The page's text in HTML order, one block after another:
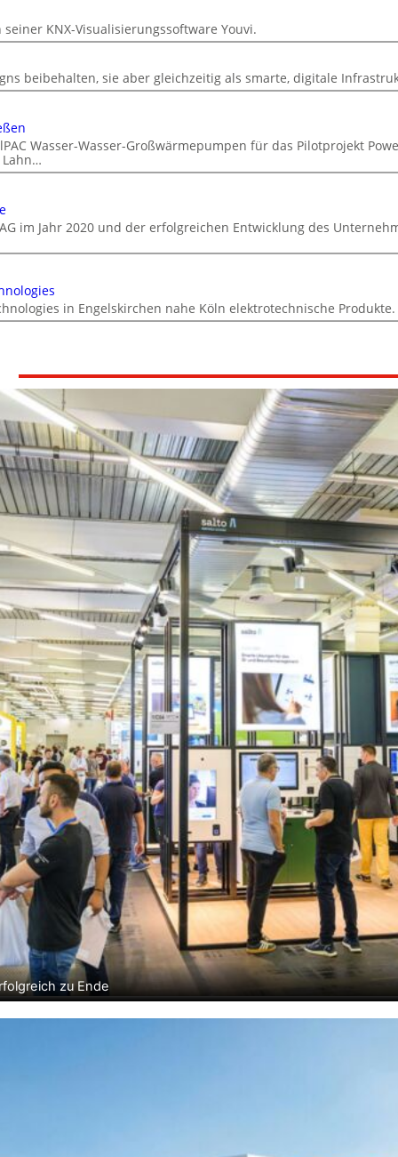
KNX-Visualisierungssoftware Youvi.
beibehalten, sie aber gleichzeitig als smarte, digitale
Wasser-Wasser-Großwärmepumpen für das Pilotprojekt
Lahn…
im Jahr 2020 und der erfolgreichen Entwicklung des
in Engelskirchen nahe Köln elektrotechnische Produkte.
zu Ende